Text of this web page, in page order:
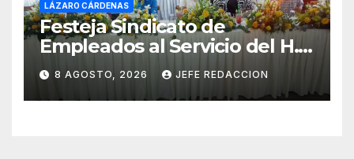
LÁZARO CÁRDENAS
Festeja Sindicato de
Empleados al Servicio del H.
Ayuntamiento de LZC Día del
Empleado Municipal
8 AGOSTO, 2026 JEFE REDACCION